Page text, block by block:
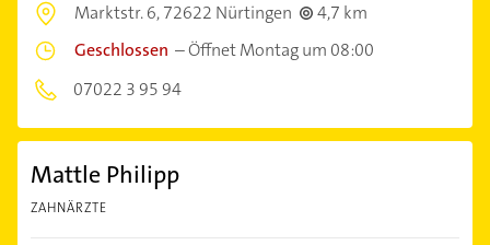
Marktstr. 6,72622 Nürtingen
4,7 km
Geschlossen –Öffnet Montag um 08:00
07022 3 95 94
Mattle Philipp
ZAHNÄRZTE